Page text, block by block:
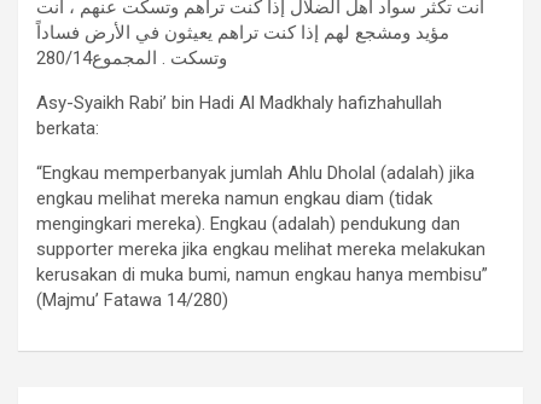
أنت تكثر سواد أهل الضلال إذا كنت تراهم وتسكت عنهم ، أنت
مؤيد ومشجع لهم إذا كنت تراهم يعيثون في الأرض فساداً
وتسكت . المجموع280/14
Asy-Syaikh Rabi’ bin Hadi Al Madkhaly hafizhahullah
berkata:
“Engkau memperbanyak jumlah Ahlu Dholal (adalah) jika
engkau melihat mereka namun engkau diam (tidak
mengingkari mereka). Engkau (adalah) pendukung dan
supporter mereka jika engkau melihat mereka melakukan
kerusakan di muka bumi, namun engkau hanya membisu”
(Majmu’ Fatawa 14/280)